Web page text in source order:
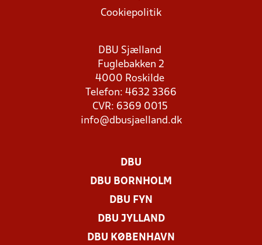
Cookiepolitik
DBU Sjælland
Fuglebakken 2
4000 Roskilde
Telefon: 4632 3366
CVR: 6369 0015
info@dbusjaelland.dk
DBU
DBU BORNHOLM
DBU FYN
DBU JYLLAND
DBU KØBENHAVN